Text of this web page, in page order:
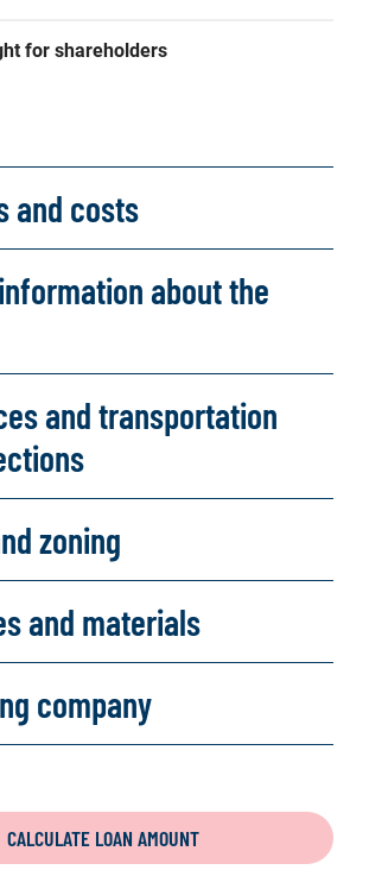
for shareholders
and costs
about the
and transportation
zoning
and materials
company
CALCULATE LOAN AMOUNT